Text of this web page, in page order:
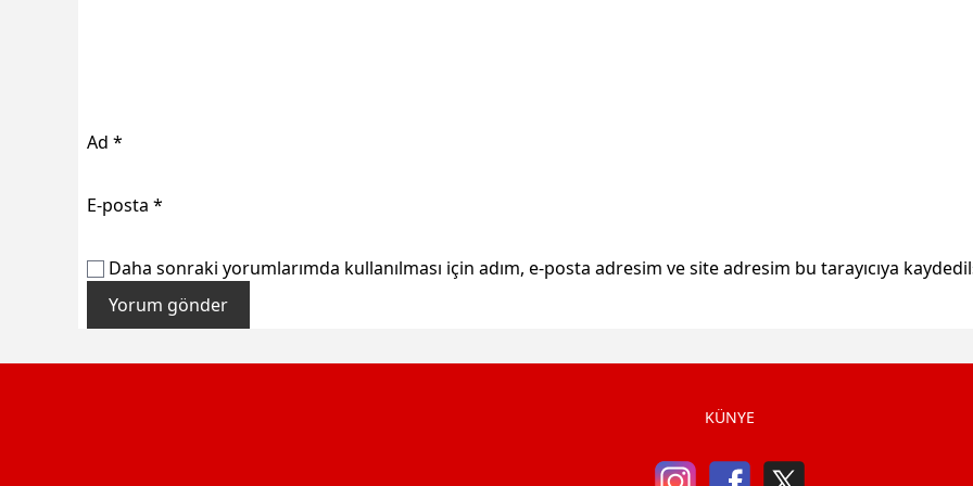
Ad *
E-posta *
Daha sonraki yorumlarımda kullanılması için adım, e-posta adresim ve site adresim bu tarayıcıya
KÜNYE